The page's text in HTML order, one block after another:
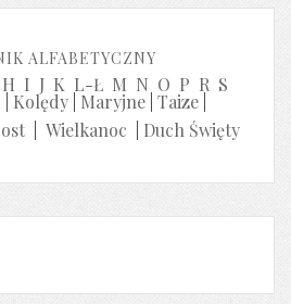
ALFABETYCZNY
H I J K L-Ł M N O P R S
Kolędy Maryjne Taize
| Wielkanoc Duch Święty